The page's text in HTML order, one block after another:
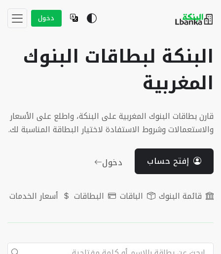
دخول
البنكة لبطاقات البنوك
المغربية
قارن بطاقات البنوك المغربية على البنكة، واطلع على الأسعار
والاستعمالات وشروط الاستفادة لاختيار البطاقة المناسبة لك.
إفتح حساب دخول
قائمة البنوك الباقات البطاقات أسعار الخدمات